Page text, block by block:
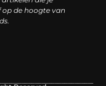
op de hoogte van